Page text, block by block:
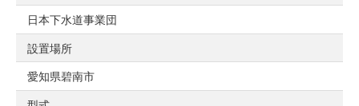
日本下水道事業団
設置場所
愛知県碧南市